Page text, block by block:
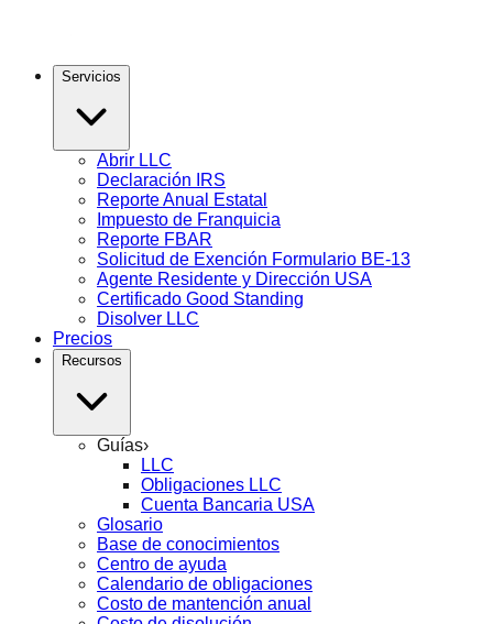
Servicios
Abrir LLC
Declaración IRS
Reporte Anual Estatal
Impuesto de Franquicia
Reporte FBAR
Solicitud de Exención Formulario BE-13
Agente Residente y Dirección USA
Certificado Good Standing
Disolver LLC
Precios
Recursos
Guías›
LLC
Obligaciones LLC
Cuenta Bancaria USA
Glosario
Base de conocimientos
Centro de ayuda
Calendario de obligaciones
Costo de mantención anual